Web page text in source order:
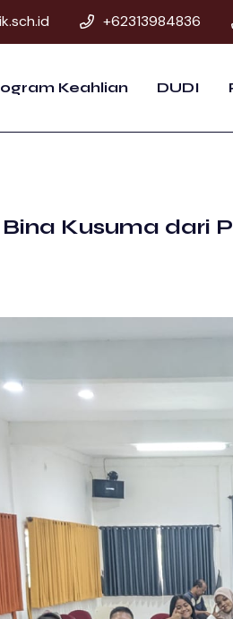
+62313984836
Keahlian DUDI
Kusuma dari